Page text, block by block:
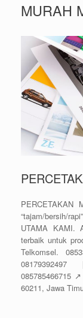
MURAH
PERCETAKAN
“tajam/bersih/
UTAMA KAMI.
terbaik untuk
Telkomsel.
085785466715
60211, Jawa